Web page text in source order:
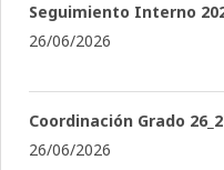
Seguimiento Interno
26/06/2026
Coordinación Grado
26/06/2026